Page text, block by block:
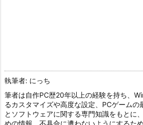
執筆者: にっち
筆者は自作PC歴20年以上の経験を持ち、
るカスタマイズや高度な設定、PCゲームの
とソフトウェアに関する専門知識をもとに
めの情報、不具合に遭わないようにするた